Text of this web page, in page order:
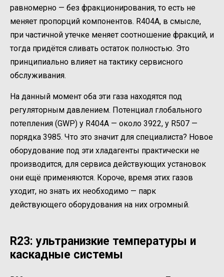
равномерно — без фракционирования, то есть не
меняет пропорций компонентов. R404A, в смысле,
при частичной утечке меняет соотношение фракций, и
тогда придётся сливать остаток полностью. Это
принципиально влияет на тактику сервисного
обслуживания.
На данный момент оба эти газа находятся под
регуляторным давлением. Потенциал глобального
потепления (GWP) у R404A — около 3922, у R507 —
порядка 3985. Что это значит для специалиста? Новое
оборудование под эти хладагенты практически не
производится, для сервиса действующих установок
они ещё применяются. Короче, время этих газов
уходит, но знать их необходимо — парк
действующего оборудования на них огромный.
R23: ультранизкие температуры и
каскадные системы